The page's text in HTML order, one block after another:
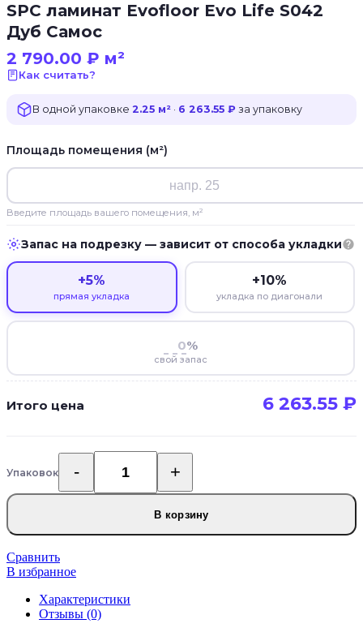
SPC ламинат Evofloor Evo Life S042
Дуб Самос
2 790.00 ₽ м²
Как считать?
В одной упаковке 2.25 м² · 6 263.55 ₽ за упаковку
Площадь помещения (м²)
Введите площадь вашего помещения, м²
Запас на подрезку — зависит от способа укладки
+5%
прямая укладка
+10%
укладка по диагонали
%
свой запас
Итого цена 6 263.55 ₽
УпаковокКоличество
товара
Evofloor
Evo
Life
Дуб
Самос
В корзину
Сравнить
В избранное
Характеристики
Отзывы (0)